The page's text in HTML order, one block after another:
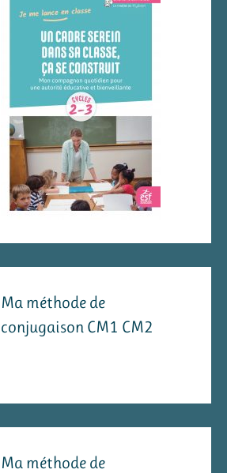
Ma méthode de
conjugaison CM1 CM2
Ma méthode de